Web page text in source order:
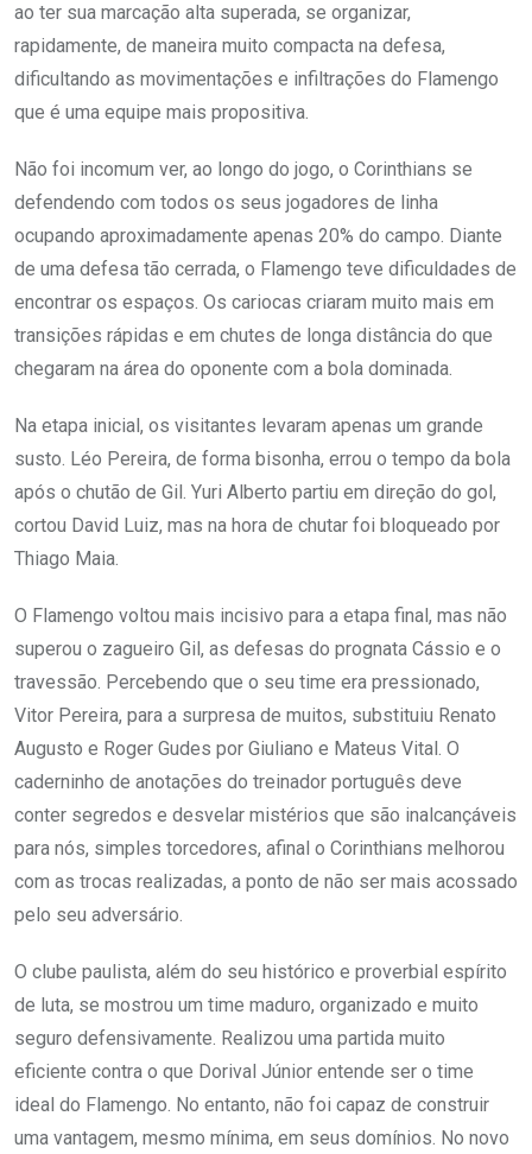
ao ter sua marcação alta superada, se organizar,
rapidamente, de maneira muito compacta na defesa,
dificultando as movimentações e infiltrações do Flamengo
que é uma equipe mais propositiva.
Não foi incomum ver, ao longo do jogo, o Corinthians se
defendendo com todos os seus jogadores de linha
ocupando aproximadamente apenas 20% do campo. Diante
de uma defesa tão cerrada, o Flamengo teve dificuldades de
encontrar os espaços. Os cariocas criaram muito mais em
transições rápidas e em chutes de longa distância do que
chegaram na área do oponente com a bola dominada.
Na etapa inicial, os visitantes levaram apenas um grande
susto. Léo Pereira, de forma bisonha, errou o tempo da bola
após o chutão de Gil. Yuri Alberto partiu em direção do gol,
cortou David Luiz, mas na hora de chutar foi bloqueado por
Thiago Maia.
O Flamengo voltou mais incisivo para a etapa final, mas não
superou o zagueiro Gil, as defesas do prognata Cássio e o
travessão. Percebendo que o seu time era pressionado,
Vitor Pereira, para a surpresa de muitos, substituiu Renato
Augusto e Roger Gudes por Giuliano e Mateus Vital. O
caderninho de anotações do treinador português deve
conter segredos e desvelar mistérios que são inalcançáveis
para nós, simples torcedores, afinal o Corinthians melhorou
com as trocas realizadas, a ponto de não ser mais acossado
pelo seu adversário.
O clube paulista, além do seu histórico e proverbial espírito
de luta, se mostrou um time maduro, organizado e muito
seguro defensivamente. Realizou uma partida muito
eficiente contra o que Dorival Júnior entende ser o time
ideal do Flamengo. No entanto, não foi capaz de construir
uma vantagem, mesmo mínima, em seus domínios. No novo